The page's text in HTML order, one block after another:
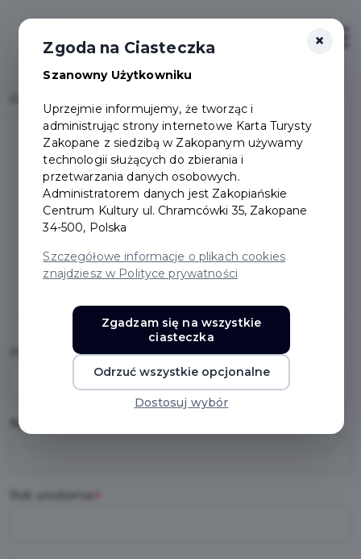
Login/Rejestracja
Logowanie / Załóż
konto
Nazwisko
*
Rok urodzenia
×
Zgoda na Ciasteczka
Szanowny Użytkowniku
Uprzejmie informujemy, że tworząc i
administrując strony internetowe Karta Turysty
Zakopane z siedzibą w Zakopanym używamy
technologii służących do zbierania i
przetwarzania danych osobowych.
Administratorem danych jest Zakopiańskie
Centrum Kultury ul. Chramcówki 35, Zakopane
34-500, Polska
Szczegółowe informacje o plikach cookies
znajdziesz w Polityce prywatności
Zgadzam się na wszystkie
ciasteczka
Odrzuć wszystkie opcjonalne
Dostosuj wybór